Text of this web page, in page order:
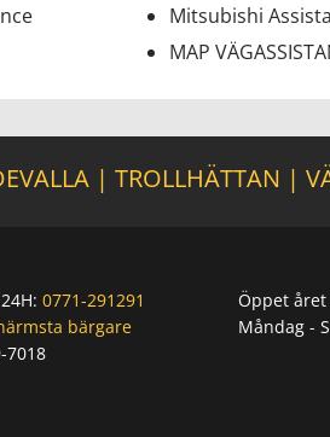
Mitsubishi
MAP
| TROLLHÄTTAN |
0771-291291
bärgare
7018
Öppet
Måndag -